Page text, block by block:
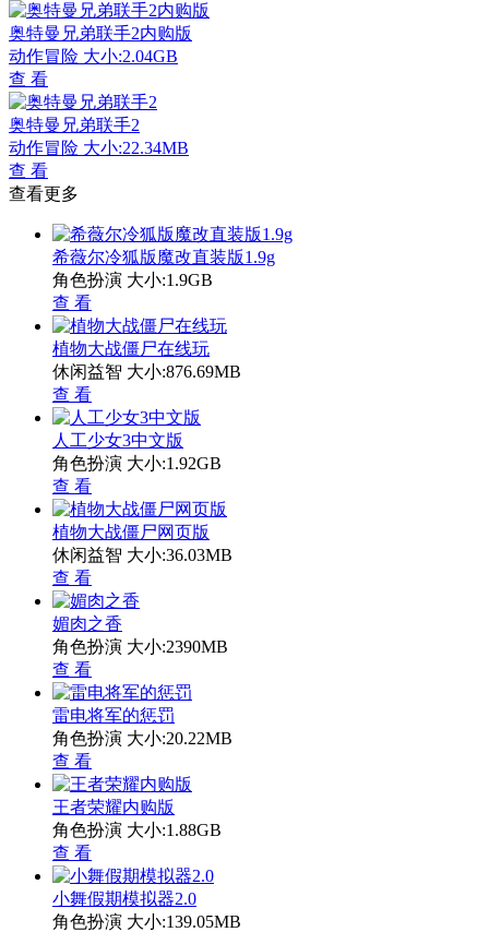
奥特曼兄弟联手2内购版
动作冒险 大小:2.04GB
查 看
奥特曼兄弟联手2
动作冒险 大小:22.34MB
查 看
查看更多
希薇尔冷狐版魔改直装版1.9g
角色扮演 大小:1.9GB
查 看
植物大战僵尸在线玩
休闲益智 大小:876.69MB
查 看
人工少女3中文版
角色扮演 大小:1.92GB
查 看
植物大战僵尸网页版
休闲益智 大小:36.03MB
查 看
媚肉之香
角色扮演 大小:2390MB
查 看
雷电将军的惩罚
角色扮演 大小:20.22MB
查 看
王者荣耀内购版
角色扮演 大小:1.88GB
查 看
小舞假期模拟器2.0
角色扮演 大小:139.05MB